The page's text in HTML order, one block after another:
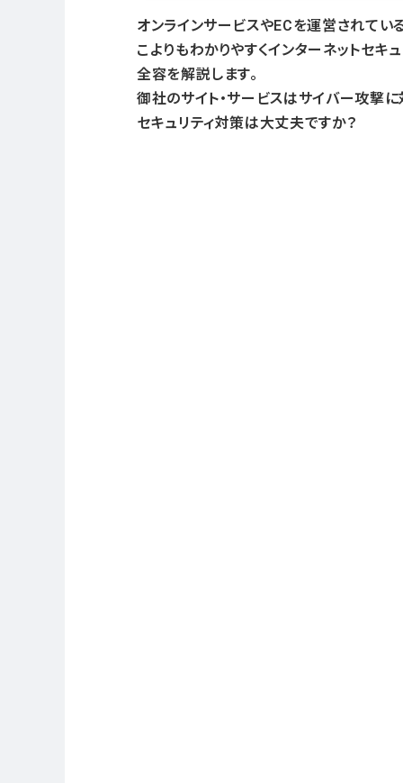
オンラインサービスやECを運営されてい
こよりもわかりやすくインターネットセキ
全容を解説します。
御社のサイト・サービスはサイバー攻撃に
セキュリティ対策は大丈夫ですか？